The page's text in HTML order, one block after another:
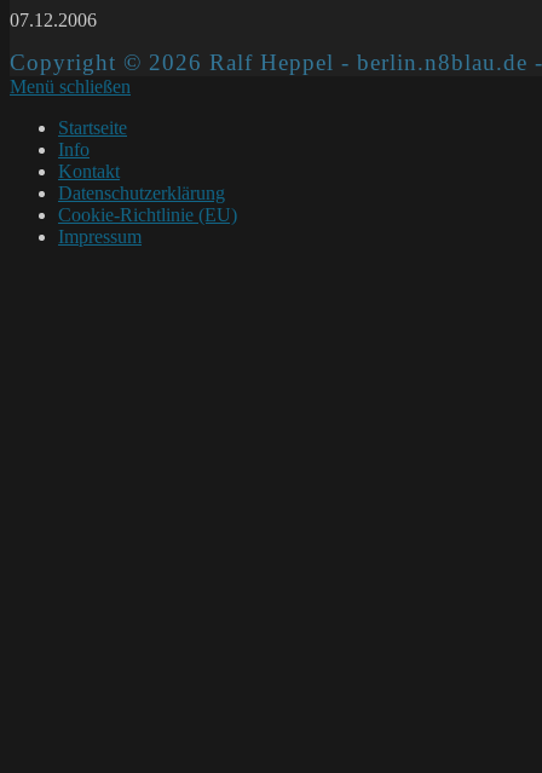
07.12.2006
Copyright © 2026 Ralf Heppel - berlin.n8blau.de
Menü schließen
Startseite
Info
Kontakt
Datenschutzerklärung
Cookie-Richtlinie (EU)
Impressum